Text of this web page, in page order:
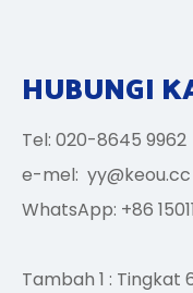
HUBUNGI
Tel: 020-8645 9962
e-mel: yy@keou.cc
WhatsApp: +86
Tambah 1 : Tingkat